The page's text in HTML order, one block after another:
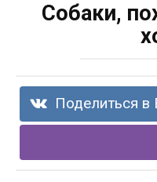
Собаки,
Поделиться в